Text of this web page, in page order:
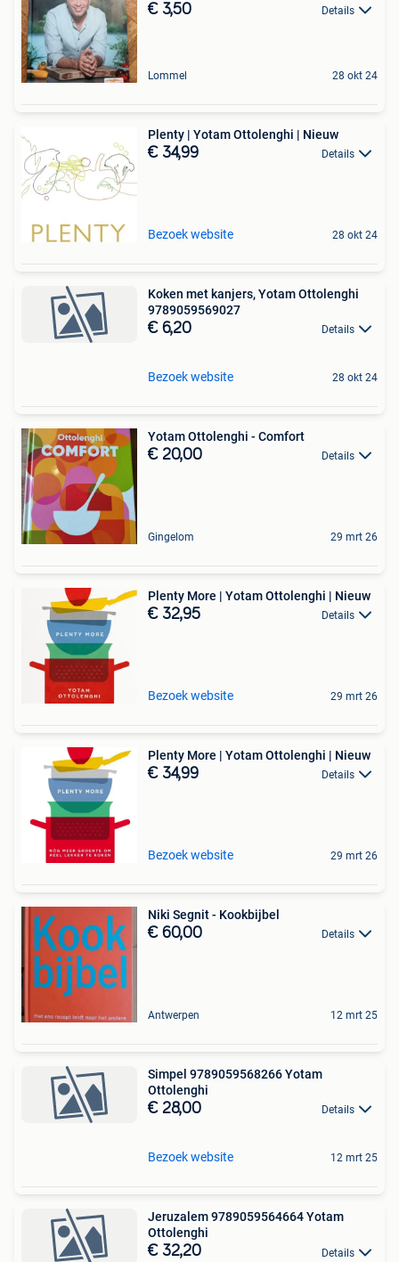
€ 3,50 Details
Lommel 28 okt 24
Plenty | Yotam Ottolenghi | Nieuw
€ 34,99 Details
Bezoek website 28 okt 24
Koken met kanjers, Yotam Ottolenghi
9789059569027
€ 6,20 Details
Bezoek website 28 okt 24
Yotam Ottolenghi - Comfort
€ 20,00 Details
Gingelom 29 mrt 26
Plenty More | Yotam Ottolenghi | Nieuw
€ 32,95 Details
Bezoek website 29 mrt 26
Plenty More | Yotam Ottolenghi | Nieuw
€ 34,99 Details
Bezoek website 29 mrt 26
Niki Segnit - Kookbijbel
€ 60,00 Details
Antwerpen 12 mrt 25
Simpel 9789059568266 Yotam
Ottolenghi
€ 28,00 Details
Bezoek website 12 mrt 25
Jeruzalem 9789059564664 Yotam
Ottolenghi
€ 32,20 Details